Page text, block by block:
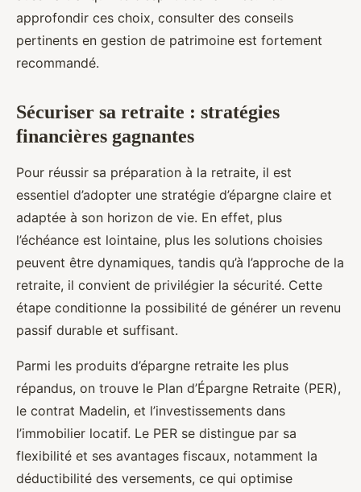
approfondir ces choix, consulter des conseils
pertinents en gestion de patrimoine est fortement
recommandé.
Sécuriser sa retraite : stratégies
financières gagnantes
Pour réussir sa préparation à la retraite, il est
essentiel d’adopter une stratégie d’épargne claire et
adaptée à son horizon de vie. En effet, plus
l’échéance est lointaine, plus les solutions choisies
peuvent être dynamiques, tandis qu’à l’approche de la
retraite, il convient de privilégier la sécurité. Cette
étape conditionne la possibilité de générer un revenu
passif durable et suffisant.
Parmi les produits d’épargne retraite les plus
répandus, on trouve le Plan d’Épargne Retraite (PER),
le contrat Madelin, et l’investissements dans
l’immobilier locatif. Le PER se distingue par sa
flexibilité et ses avantages fiscaux, notamment la
déductibilité des versements, ce qui optimise